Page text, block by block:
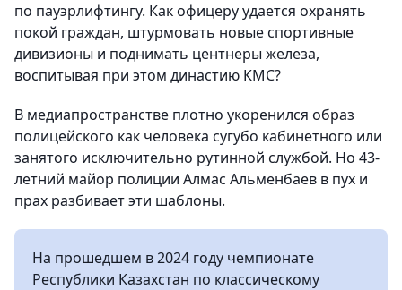
по пауэрлифтингу. Как офицеру удается охранять
покой граждан, штурмовать новые спортивные
дивизионы и поднимать центнеры железа,
воспитывая при этом династию КМС?
В медиапространстве плотно укоренился образ
полицейского как человека сугубо кабинетного или
занятого исключительно рутинной службой. Но 43-
летний майор полиции Алмас Альменбаев в пух и
прах разбивает эти шаблоны.
На прошедшем в 2024 году чемпионате
Республики Казахстан по классическому